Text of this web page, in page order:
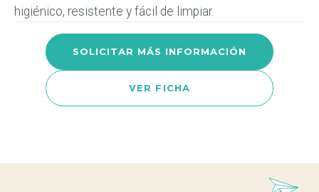
higiénico, resistente y fácil de limpiar.
SOLICITAR MÁS INFORMACIÓN
VER FICHA